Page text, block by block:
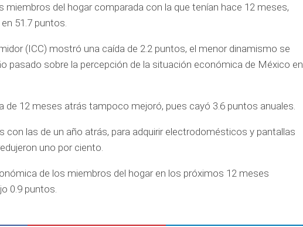
del hogar comparada con la que tenían hace 12 meses,
51.7 puntos.
(ICC) mostró una caída de 2.2 puntos, el menor dinamismo se
pasado sobre la percepción de la situación económica de México en
de 12 meses atrás tampoco mejoró, pues cayó 3.6 puntos anuales.
las de un año atrás, para adquirir electrodomésticos y pantallas
uno por ciento.
de los miembros del hogar en los próximos 12 meses
0.9 puntos.